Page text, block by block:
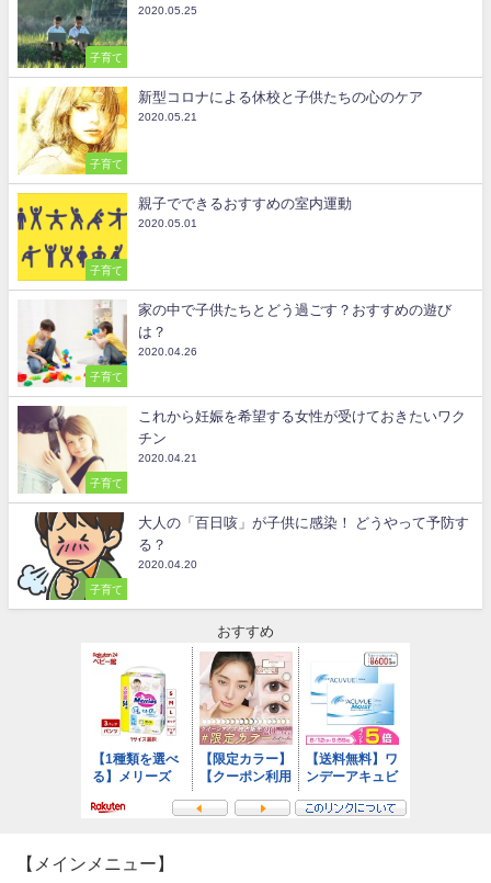
子育て
2020.05.25
子育て
新型コロナによる休校と子供たちの心のケア
2020.05.21
子育て
親子でできるおすすめの室内運動
2020.05.01
子育て
家の中で子供たちとどう過ごす？おすすめの遊び
は？
2020.04.26
子育て
これから妊娠を希望する女性が受けておきたいワク
チン
2020.04.21
子育て
大人の「百日咳」が子供に感染！ どうやって予防す
る？
2020.04.20
おすすめ
【メインメニュー】